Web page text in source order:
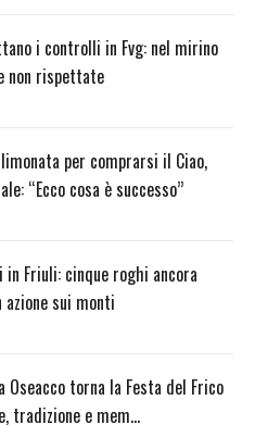
i controlli in Fvg: nel mirino
non rispettate
per comprarsi il Ciao,
“Ecco cosa è successo”
in Friuli: cinque roghi ancora
sui monti
Oseacco torna la Festa del Frico
tradizione e mem…